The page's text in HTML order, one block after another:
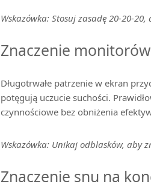
Wskazówka: Stosuj zasadę 20-20-
Znaczenie
Długotrwałe patrzenie w ekran
potęgują uczucie suchości.
czynnościowe bez obniżenia
Wskazówka: Unikaj odblasków, aby
Znaczenie snu na